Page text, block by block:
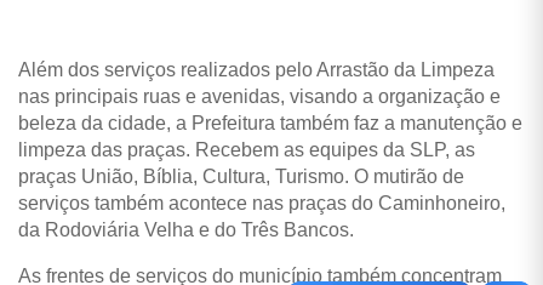
Além dos serviços realizados pelo Arrastão da Limpeza
nas principais ruas e avenidas, visando a organização e
beleza da cidade, a Prefeitura também faz a manutenção e
limpeza das praças. Recebem as equipes da SLP, as
praças União, Bíblia, Cultura, Turismo. O mutirão de
serviços também acontece nas praças do Caminhoneiro,
da Rodoviária Velha e do Três Bancos.
As frentes de serviços do município também concentram